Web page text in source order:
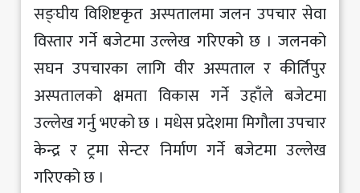
सङ्घीय विशिष्टकृत अस्पतालमा जलन उपचार सेवा
विस्तार गर्ने बजेटमा उल्लेख गरिएको छ । जलनको
सघन उपचारका लागि वीर अस्पताल र कीर्तिपुर
अस्पतालको क्षमता विकास गर्ने उहाँले बजेटमा
उल्लेख गर्नु भएको छ । मधेस प्रदेशमा मिगौला उपचार
केन्द्र र ट्रमा सेन्टर निर्माण गर्ने बजेटमा उल्लेख
गरिएको छ ।